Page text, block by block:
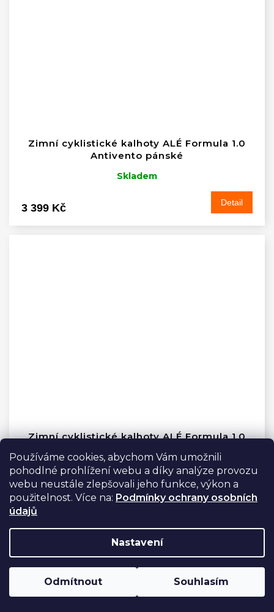
Používáme cookies, abychom Vám umožnili
pohodlné prohlížení webu a díky analýze provozu
webu neustále zlepšovali jeho funkce, výkon a
použitelnost. Více na: Podmínky ochrany osobních
údajů
Nastavení
Odmítnout Souhlasím
Zimní cyklistické kalhoty ALÉ Formula 1.0
Antivento pánské
Skladem
3 399 Kč Detail
Zimní cyklistické kalhoty ALÉ Formula 1.0
Skladem
2 899 Kč Detail